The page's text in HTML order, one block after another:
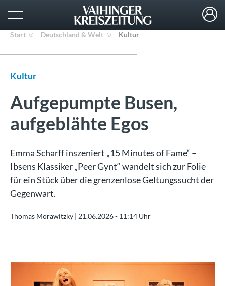
Start Deutschland & Welt Kultur
Kultur
Aufgepumpte Busen,
aufgeblähte Egos
Emma Scharff inszeniert „15 Minutes of Fame“ –
Ibsens Klassiker „Peer Gynt“ wandelt sich zur Folie
für ein Stück über die grenzenlose Geltungssucht der
Gegenwart.
Thomas Morawitzky | 21.06.2026 - 11:14 Uhr